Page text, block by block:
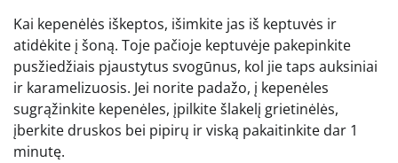
Kai kepenėlės iškeptos, išimkite jas iš keptuvės ir
atidėkite į šoną. Toje pačioje keptuvėje pakepinkite
pusžiedžiais pjaustytus svogūnus, kol jie taps auksiniai
ir karamelizuosis. Jei norite padažo, į kepenėles
sugrąžinkite kepenėles, įpilkite šlakelį grietinėlės,
įberkite druskos bei pipirų ir viską pakaitinkite dar 1
minutę.